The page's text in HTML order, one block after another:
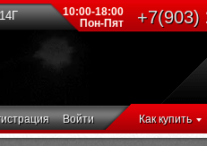
10:00-18:00
Пон-Пят
+7(903)
Войти Как купить